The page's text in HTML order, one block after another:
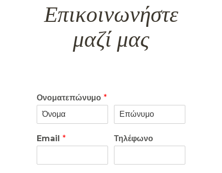
Επικοινωνήστε
μαζί μας
Ονοματεπώνυμο *
Email * Τηλέφωνο